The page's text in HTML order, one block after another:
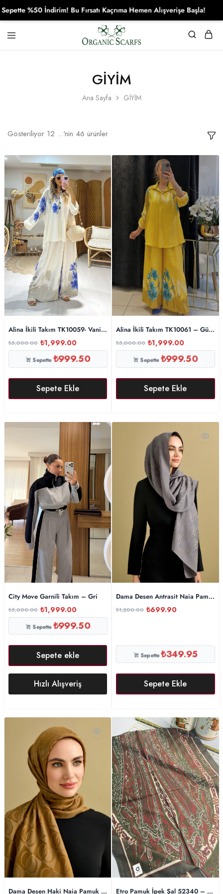
Organikscarf
Ana Sayfa GİYİM
GİYİM
Gösteriliyor 12 ...'nin 46 ürünler
Alina İkili Takım TK10059- Vanilya
₺5,000.00 ₺1,999.00
Sepette₺999.50
Sepete Ekle
Alina İkili Takım TK10061 – Gün
₺5,000.00 ₺1,999.00
Sepette₺999.50
Sepete Ekle
City Move Garnili Takım – Gri
₺5,000.00 ₺1,999.00
Sepette₺999.50
Sepete ekle
Hızlı Alışveriş
Dama Desen Antrasit Naia Pamuk
₺1,200.00 ₺699.90
Sepette₺349.95
Sepete Ekle
Dama Desen Haki Naia Pamuk Şal 70×200Etro Pamuk İpek Şal 52340 –
İndirim! Bu Fırsatı Kaçrıma Hemen Alışverişe Başla!